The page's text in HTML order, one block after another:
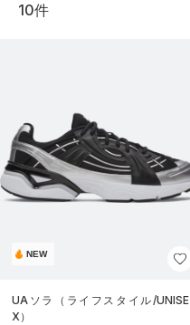
10件
NEW
UAソラ（ライフスタイル/UNISE
X）